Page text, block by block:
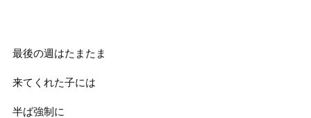
最後の週はたまたま
来てくれた子には
半ば強制に